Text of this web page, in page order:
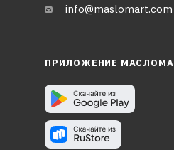
info@maslomart.com
ПРИЛОЖЕНИЕ